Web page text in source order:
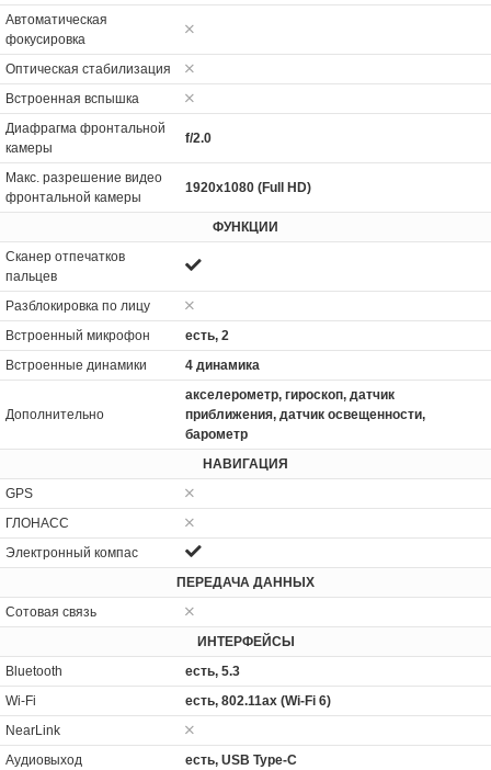
Автоматическая
фокусировка
Оптическая стабилизация
Встроенная вспышка
Диафрагма фронтальной
камеры
f/2.0
Макс. разрешение видео
фронтальной камеры
1920x1080 (Full HD)
ФУНКЦИИ
Сканер отпечатков
пальцев
Разблокировка по лицу
Встроенный микрофон
есть, 2
Встроенные динамики
4 динамика
Дополнительно
акселерометр, гироскоп, датчик
приближения, датчик освещенности,
барометр
НАВИГАЦИЯ
GPS
ГЛОНАСС
Электронный компас
ПЕРЕДАЧА ДАННЫХ
Сотовая связь
ИНТЕРФЕЙСЫ
Bluetooth
есть, 5.3
Wi-Fi
есть, 802.11ax (Wi-Fi 6)
NearLink
Аудиовыход
есть, USB Type-C